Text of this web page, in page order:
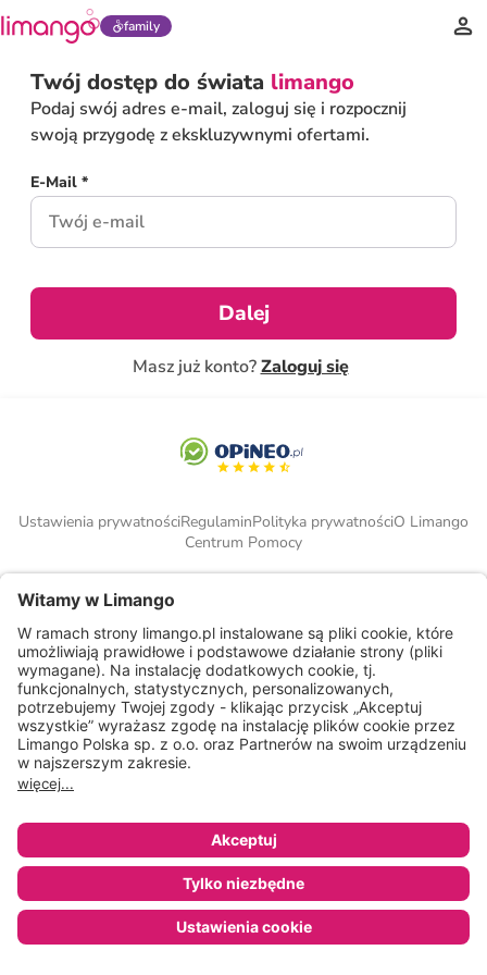
family
Twój dostęp do świata limango
Podaj swój adres e-mail, zaloguj się i rozpocznij
swoją przygodę z ekskluzywnymi ofertami.
E-Mail *
Dalej
Masz już konto?Zaloguj się
Ustawienia prywatnościRegulaminPolityka prywatnościO Limango
Centrum Pomocy